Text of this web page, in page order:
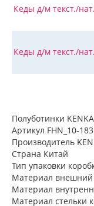
Кеды д/м текст./
Кеды д/м текст./
Полуботинки
Артикул FHN_10-
Производитель
Страна Китай
Тип упаковки
Материал внешний
Материал
Материал стельки